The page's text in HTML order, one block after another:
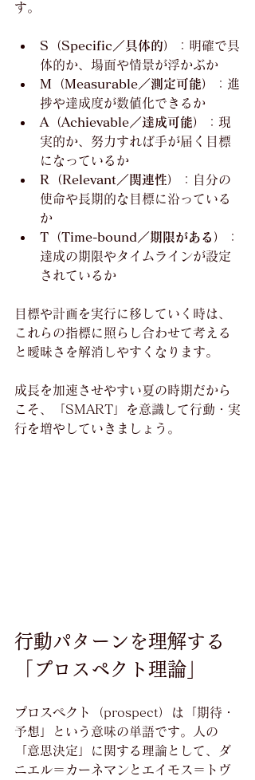
す。
S（Specific／具体的）
：明確で具
体的か、場面や情景が浮かぶか
M（Measurable／測定可能）
：進
捗や達成度が数値化できるか
A（Achievable／達成可能）
：現
実的か、努力すれば手が届く目標
になっているか
R（Relevant／関連性）
：自分の
使命や長期的な目標に沿っている
か
T（Time-bound／期限がある）
：
達成の期限やタイムラインが設定
されているか
目標や計画を実行に移していく時は、
これらの指標に照らし合わせて考える
と曖昧さを解消しやすくなります。
成長を加速させやすい夏の時期だから
こそ、「SMART」を意識して行動・実
行を増やしていきましょう。
行動パターンを理解する
「プロスペクト理論」
プロスペクト（prospect）は「期待・
予想」という意味の単語です。人の
「意思決定」に関する理論として、ダ
ニエル＝カーネマンとエイモス＝トヴ